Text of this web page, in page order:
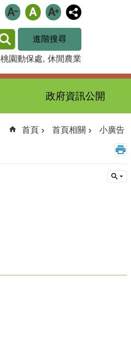
進階搜尋
桃園動保處 休閒農業
政府資訊公開
首頁 首頁相關 小廣告